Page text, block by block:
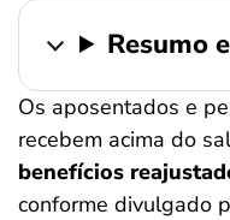
Resumo
Os aposentados e
recebem acima do
benefícios
conforme divulgado